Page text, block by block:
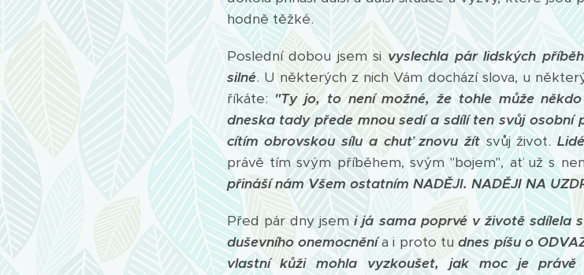
hodně těžké.
Poslední dobou jsem si vyslechla pár lidských
silné. U některých z nich Vám dochází slova, u
říkáte: "Ty jo, to není možné, že tohle může
dneska tady přede mnou sedí a sdílí ten svůj osobní
cítím obrovskou sílu a chuť znovu žítsvůj život.
právě tím svým příběhem, svým "bojem", ať už s
přináší nám Všem ostatním NADĚJI. NADĚJI NA
Před pár dny jsemi já sama poprvé v životě sdílela
duševního onemocnění a i proto tudnes píšu o
vlastní kůži mohla vyzkoušet, jak moc je právě